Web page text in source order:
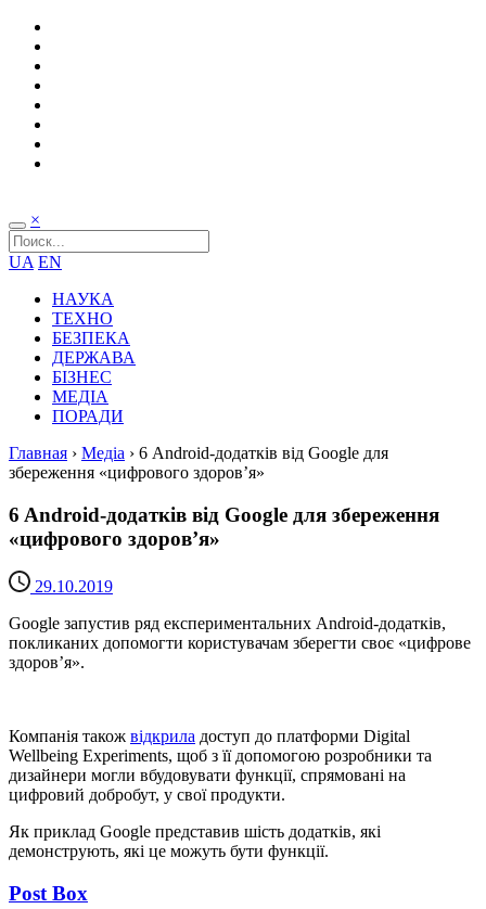
×
UA EN
НАУКА
ТЕХНО
БЕЗПЕКА
ДЕРЖАВА
БІЗНЕС
МЕДІА
ПОРАДИ
Главная › Медіа › 6 Android-додатків від Google для
збереження «цифрового здоров’я»
6 Android-додатків від Google для збереження
«цифрового здоров’я»
29.10.2019
Google запустив ряд експериментальних Android-додатків,
покликаних допомогти користувачам зберегти своє «цифрове
здоров’я».
Компанія також відкрила доступ до платформи Digital
Wellbeing Experiments, щоб з її допомогою розробники та
дизайнери могли вбудовувати функції, спрямовані на
цифровий добробут, у свої продукти.
Як приклад Google представив шість додатків, які
демонструють, які це можуть бути функції.
Post Box